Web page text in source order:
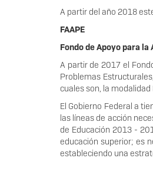
A partir del año 2018
FAAPE
Fondo de Apoyo para
A partir de 2017 el
Problemas
cuales son, la
El Gobierno Federal a
las líneas de acción
de Educación 2013 -
educación superior; es
estableciendo una